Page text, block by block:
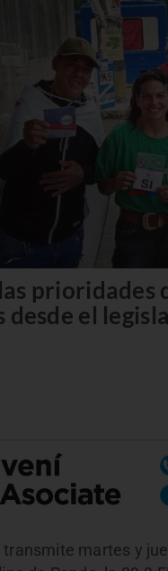
prioridades
desde el
martes y